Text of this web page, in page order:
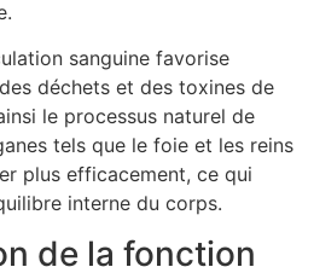
sanguine favorise
déchets et des toxines de
le processus naturel de
tels que le foie et les reins
plus efficacement, ce qui
interne du corps.
de la fonction